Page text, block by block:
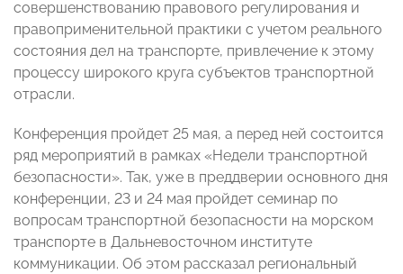
совершенствованию правового регулирования и
правоприменительной практики с учетом реального
состояния дел на транспорте, привлечение к этому
процессу широкого круга субъектов транспортной
отрасли.
Конференция пройдет 25 мая, а перед ней состоится
ряд мероприятий в рамках «Недели транспортной
безопасности». Так, уже в преддверии основного дня
конференции, 23 и 24 мая пройдет семинар по
вопросам транспортной безопасности на морском
транспорте в Дальневосточном институте
коммуникации. Об этом рассказал региональный